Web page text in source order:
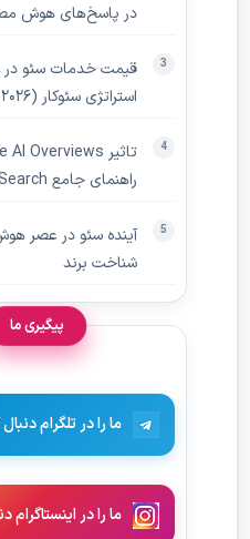
در پاسخ‌های هوش
استراتژی سئوکار (۲۰۲۶)
راهنمای جامع AI Search
آینده سئو در عصر
شناخت برند
پیگیری ما
ما را در تلگرام
ما را در اینستاگرام